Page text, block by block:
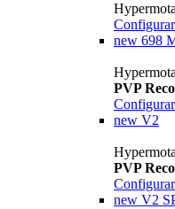
Configurar
new 698
PVP
Configurar
new V2
PVP
Configurar
new V2